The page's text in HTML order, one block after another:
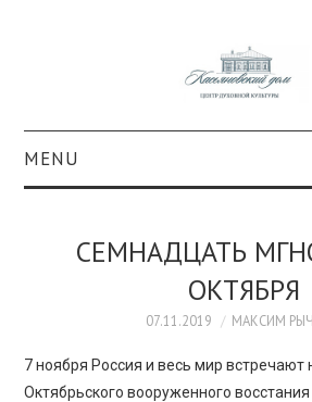
MENU
КОЛЛЕКЦИИ
КУЛЬТУРА
СЕМНАДЦАТЬ
ОКТЯБРЯ
07.11.2019 МАКСИМ
7 ноября Россия и весь мир
Октябрьского вооруженного